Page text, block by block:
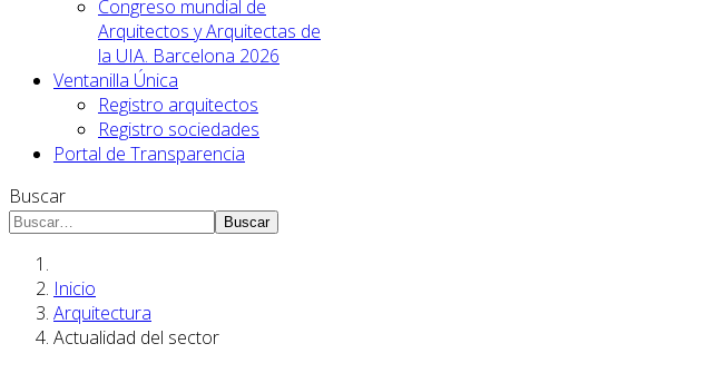
Congreso mundial de
Arquitectos y Arquitectas de
la UIA. Barcelona 2026
Ventanilla Única
Registro arquitectos
Registro sociedades
Portal de Transparencia
Buscar
Buscar
Inicio
Arquitectura
Actualidad del sector